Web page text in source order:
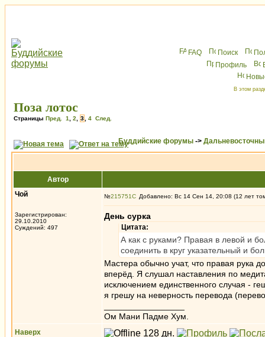
FAQ Поиск
Профиль
В этом
Поза лотос
Страницы Пред. 1 2 3 4 След.
Буддийские форумы ->
Автор
Чой
Зарегистрирован:
29.10.2010
Суждений: 497
№215751 Добавлено: Вс 14 Сен 14, 20:08 (12 лет
День сурка
Цитата:
А как с руками? Правая в левой и
соединить в круг указательный и
Мастера обычно учат, что правая рука
вперёд. Я слушал наставления по
исключением единственного случая -
я грешу на неверность перевода
Ом Мани Падме Хум.
Наверх